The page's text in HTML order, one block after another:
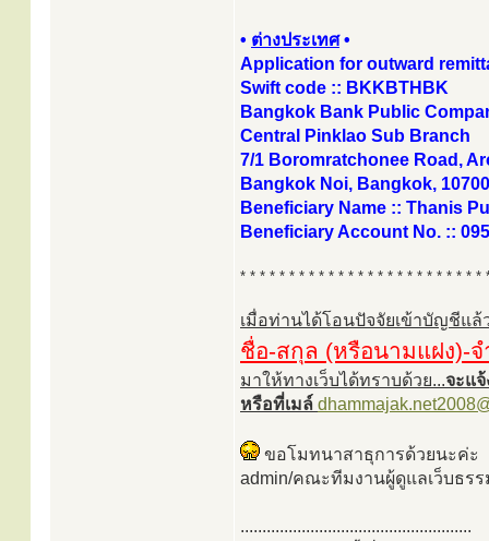
• ต่างประเทศ•
Application for outward
Swift code :: BKKBTHBK
Bangkok Bank Public
Central Pinklao Sub Branch
7/1 Boromratchonee Road,
Bangkok Noi, Bangkok,
Beneficiary Name :: Thanis
Beneficiary Account No. ::
* * * * * * * * * * * * * * * * * * * * * * * * *
เมื่อท่านได้โอนปัจจัยเข้าบัญชีแล้
ชื่อ-สกุล (หรือนามแฝง)-
มาให้ทางเว็บได้ทราบด้วย...จะแ
หรือที่เมล์
ขอโมทนาสาธุการด้วยนะค่ะ
admin/คณะทีมงานผู้ดูแลเว็บธรร
.....................................................